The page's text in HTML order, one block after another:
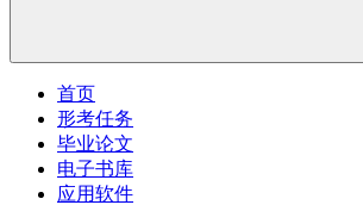
首页
形考任务
毕业论文
电子书库
应用软件